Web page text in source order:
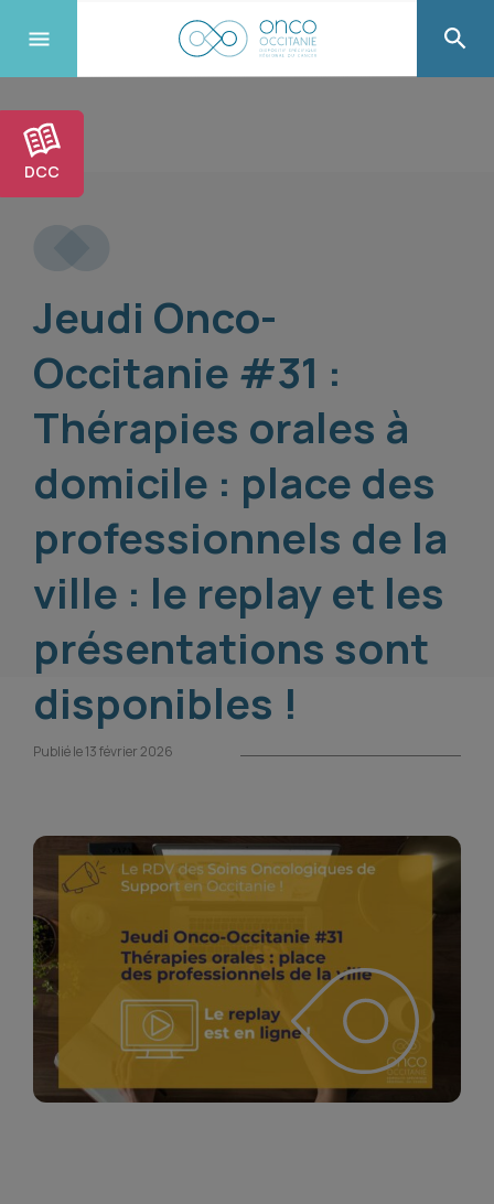
DCC
Jeudi Onco-
Occitanie #31 :
Thérapies orales à
domicile : place des
professionnels de la
ville : le replay et les
présentations sont
disponibles !
Publié le 13 février 2026